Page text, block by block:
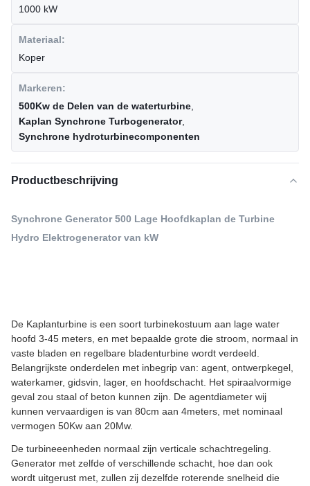
1000 kW
Materiaal:
Koper
Markeren:
500Kw de Delen van de waterturbine
Kaplan Synchrone Turbogenerator,
Synchrone hydroturbinecomponenten
Productbeschrijving
Synchrone Generator 500 Lage Hoofdkaplan de Turbine
Hydro Elektrogenerator van kW
De Kaplanturbine is een soort turbinekostuum aan lage water
hoofd 3-45 meters, en met bepaalde grote die stroom, normaal in
vaste bladen en regelbare bladenturbine wordt verdeeld.
Belangrijkste onderdelen met inbegrip van: agent, ontwerpkegel,
waterkamer, gidsvin, lager, en hoofdschacht. Het spiraalvormige
geval zou staal of beton kunnen zijn. De agentdiameter wij
kunnen vervaardigen is van 80cm aan 4meters, met nominaal
vermogen 50Kw aan 20Mw.
De turbineeenheden normaal zijn verticale schachtregeling.
Generator met zelfde of verschillende schacht, hoe dan ook
wordt uitgerust met, zullen zij dezelfde roterende snelheid die